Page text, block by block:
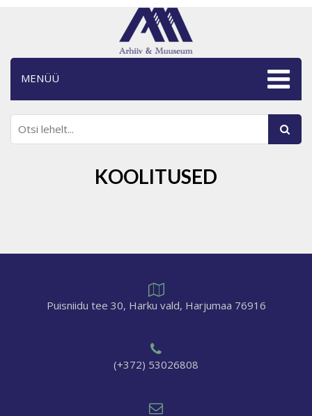
MENÜÜ
KOOLITUSED
Puisniidu tee 30, Harku vald, Harjumaa 76916
(+372) 53026808